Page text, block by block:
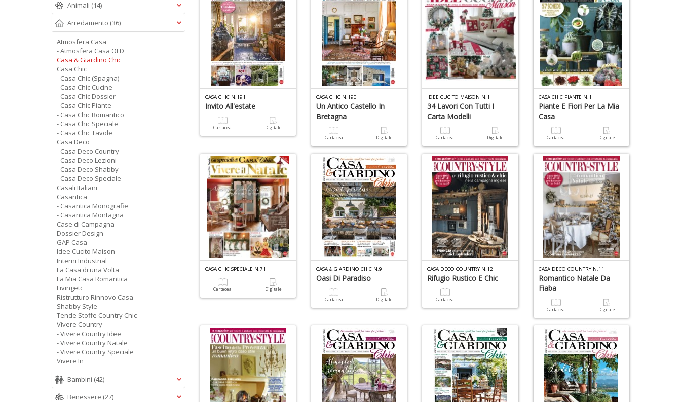
CASA CHIC N.191
Invito All'estate
Cartacea Digitale
CASA CHIC N.190
Un Antico Castello In
Bretagna
Cartacea Digitale
IDEE CUCITO MAISON N.1
34 Lavori Con Tutti I
Carta Modelli
Cartacea Digitale
CASA CHIC PIANTE N.1
Piante E Fiori Per La Mia
Casa
Cartacea Digitale
CASA CHIC SPECIALE N.71
Cartacea Digitale
CASA & GIARDINO CHIC N.9
Oasi Di Paradiso
Cartacea Digitale
CASA DECO COUNTRY N.12
Rifugio Rustico E Chic
Cartacea
CASA DECO COUNTRY N.11
Romantico Natale Da
Fiaba
Cartacea Digitale
Animali (14)
Arredamento (36)
Atmosfera Casa
- Atmosfera Casa OLD
Casa & Giardino Chic
Casa Chic
- Casa Chic (Spagna)
- Casa Chic Cucine
- Casa Chic Dossier
- Casa Chic Piante
- Casa Chic Romantico
- Casa Chic Speciale
- Casa Chic Tavole
Casa Deco
- Casa Deco Country
- Casa Deco Lezioni
- Casa Deco Shabby
- Casa Deco Speciale
Casali Italiani
Casantica
- Casantica Monografie
- Casantica Montagna
Case di Campagna
Dossier Design
GAP Casa
Idee Cucito Maison
Interni Industrial
La Casa di una Volta
La Mia Casa Romantica
Livingetc
Ristrutturo Rinnovo Casa
Shabby Style
Tende Stoffe Country Chic
Vivere Country
- Vivere Country Idee
- Vivere Country Natale
- Vivere Country Speciale
Vivere In
Bambini (42)
Benessere (27)